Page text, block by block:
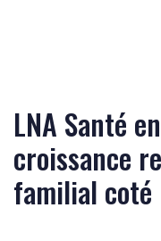
LNA Santé
croissance
familial coté